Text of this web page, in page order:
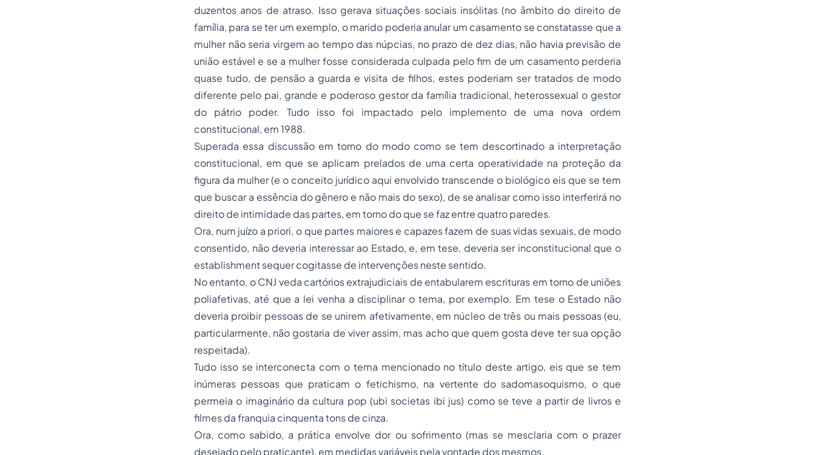
duzentos anos de atraso. Isso gerava situações sociais insólitas (no âmbito do direito de
família, para se ter um exemplo, o marido poderia anular um casamento se constatasse que a
mulher não seria virgem ao tempo das núpcias, no prazo de dez dias, não havia previsão de
união estável e se a mulher fosse considerada culpada pelo fim de um casamento perderia
quase tudo, de pensão a guarda e visita de filhos, estes poderiam ser tratados de modo
diferente pelo pai, grande e poderoso gestor da família tradicional, heterossexual o gestor
do pátrio poder. Tudo isso foi impactado pelo implemento de uma nova ordem
constitucional, em 1988.
Superada essa discussão em torno do modo como se tem descortinado a interpretação
constitucional, em que se aplicam prelados de uma certa operatividade na proteção da
figura da mulher (e o conceito jurídico aqui envolvido transcende o biológico eis que se tem
que buscar a essência do gênero e não mais do sexo), de se analisar como isso interferirá no
direito de intimidade das partes, em torno do que se faz entre quatro paredes.
Ora, num juízo a priori, o que partes maiores e capazes fazem de suas vidas sexuais, de modo
consentido, não deveria interessar ao Estado, e, em tese, deveria ser inconstitucional que o
establishment sequer cogitasse de intervenções neste sentido.
No entanto, o CNJ veda cartórios extrajudiciais de entabularem escrituras em torno de uniões
poliafetivas, até que a lei venha a disciplinar o tema, por exemplo. Em tese o Estado não
deveria proibir pessoas de se unirem afetivamente, em núcleo de três ou mais pessoas (eu,
particularmente, não gostaria de viver assim, mas acho que quem gosta deve ter sua opção
respeitada).
Tudo isso se interconecta com o tema mencionado no título deste artigo, eis que se tem
inúmeras pessoas que praticam o fetichismo, na vertente do sadomasoquismo, o que
permeia o imaginário da cultura pop (ubi societas ibi jus) como se teve a partir de livros e
filmes da franquia cinquenta tons de cinza.
Ora, como sabido, a prática envolve dor ou sofrimento (mas se mesclaria com o prazer
desejado pelo praticante), em medidas variáveis pela vontade dos mesmos.